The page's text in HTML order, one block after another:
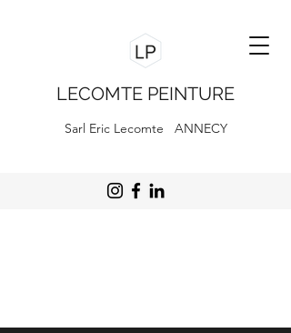
LECOMTE PEINTURE
Sarl Eric Lecomte ANNECY